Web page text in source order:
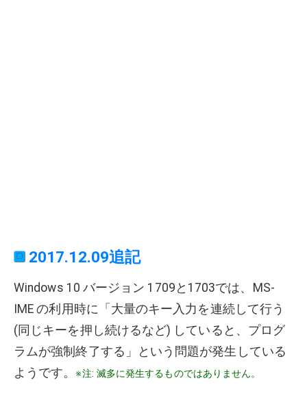
2017.12.09追記
Windows 10 バージョン 1709と1703では、MS-
IME の利用時に「大量のキー入力を連続して行う
(同じキーを押し続けるなど) していると、プログ
ラムが強制終了する」という問題が発生している
ようです。※注: 滅多に発生するものではありません。